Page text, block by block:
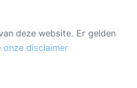
deze website. Er gelden
onze disclaimer